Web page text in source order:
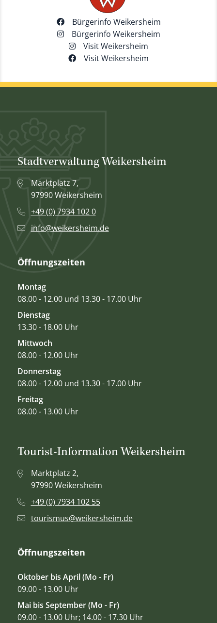
Bürgerinfo Weikersheim
Bürgerinfo Weikersheim
Visit Weikersheim
Visit Weikersheim
Stadtverwaltung Weikersheim
Marktplatz 7,
97990 Weikersheim
+49 (0) 7934 102 0
info@weikersheim.de
Öffnungszeiten
Montag
08.00 - 12.00 und 13.30 - 17.00 Uhr
Dienstag
13.30 - 18.00 Uhr
Mittwoch
08.00 - 12.00 Uhr
Donnerstag
08.00 - 12.00 und 13.30 - 17.00 Uhr
Freitag
08.00 - 13.00 Uhr
Tourist-Information Weikersheim
Marktplatz 2,
97990 Weikersheim
+49 (0) 7934 102 55
tourismus@weikersheim.de
Öffnungszeiten
Oktober bis April (Mo - Fr)
09.00 - 13.00 Uhr
Mai bis September (Mo - Fr)
09.00 - 13.00 Uhr; 14.00 - 17.30 Uhr